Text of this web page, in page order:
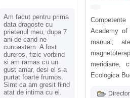
Am facut pentru prima
data dragoste cu
prietenul meu, dupa 7
ani de cand ne
cunoastem. A fost
dureros, fizic vorbind
si am ramas cu un
gust amar, desi el s-a
purtat foarte frumos.
Simt ca am gresit fiind
atat de intima cu el.
Academy of
manual;
meridiane,
Ecologica